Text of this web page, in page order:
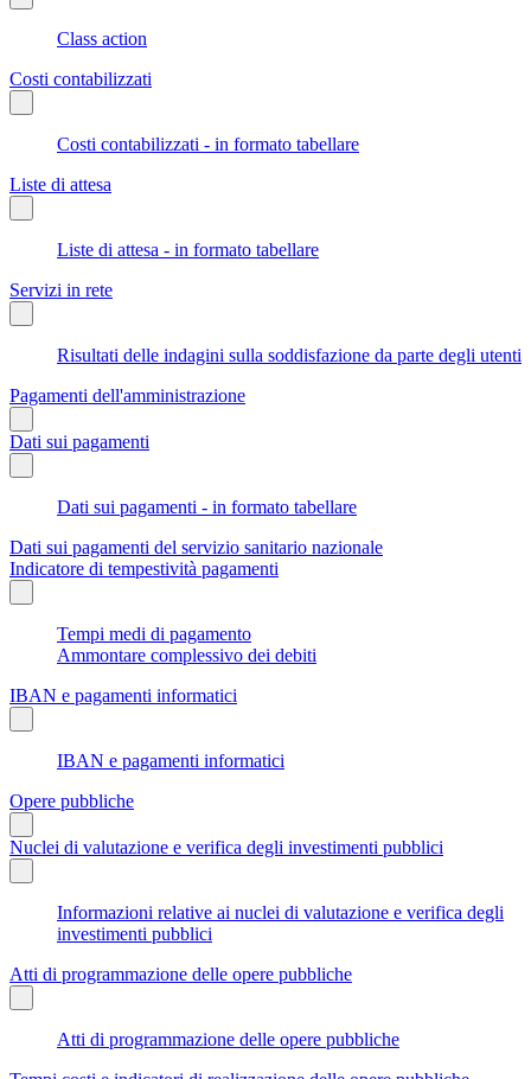
Class action
Costi contabilizzati
Costi contabilizzati - in formato tabellare
Liste di attesa
Liste di attesa - in formato tabellare
Servizi in rete
Risultati delle indagini sulla soddisfazione da parte degli utenti
Pagamenti dell'amministrazione
Dati sui pagamenti
Dati sui pagamenti - in formato tabellare
Dati sui pagamenti del servizio sanitario nazionale
Indicatore di tempestività pagamenti
Tempi medi di pagamento
Ammontare complessivo dei debiti
IBAN e pagamenti informatici
IBAN e pagamenti informatici
Opere pubbliche
Nuclei di valutazione e verifica degli investimenti pubblici
Informazioni relative ai nuclei di valutazione e verifica degli
investimenti pubblici
Atti di programmazione delle opere pubbliche
Atti di programmazione delle opere pubbliche